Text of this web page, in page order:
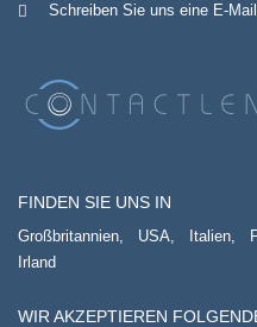
Schreiben Sie uns eine E-Mail
FINDEN SIE UNS IN
Großbritannien, USA, Italien,
Irland
WIR AKZEPTIEREN